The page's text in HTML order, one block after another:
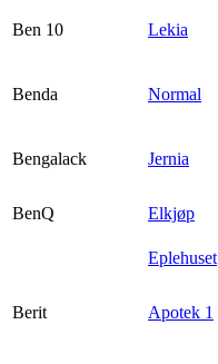
Ben 10 Lekia
Benda Normal
Bengalack Jernia
BenQ
Elkjøp
Eplehuset
Berit Apotek 1